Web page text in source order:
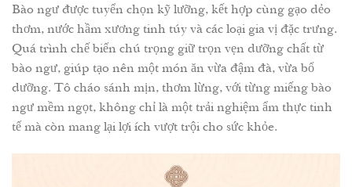
Bào ngư được tuyển chọn kỹ lưỡng, kết hợp cùng gạo dẻo
thơm, nước hầm xương tinh túy và các loại gia vị đặc trưng.
Quá trình chế biến chú trọng giữ trọn vẹn dưỡng chất từ
bào ngư, giúp tạo nên một món ăn vừa đậm đà, vừa bổ
dưỡng. Tô cháo sánh mịn, thơm lừng, với từng miếng bào
ngư mềm ngọt, không chỉ là một trải nghiệm ẩm thực tinh
tế mà còn mang lại lợi ích vượt trội cho sức khỏe.